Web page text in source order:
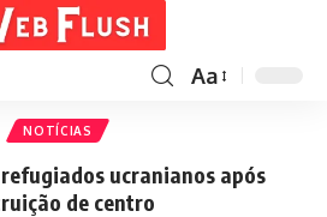
Aa
NOTÍCIAS
ucranianos após
de centro